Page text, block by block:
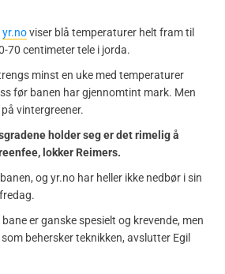
yr.noviser blå temperaturer helt fram til
70 centimeter tele i jorda.
minst en uke med temperaturer
før banen har gjennomtint mark. Men
vintergreener.
holder seg er det rimelig å
lokker Reimers.
og yr.no har heller ikke nedbør i sin
er ganske spesielt og krevende, men
behersker teknikken, avslutter Egil